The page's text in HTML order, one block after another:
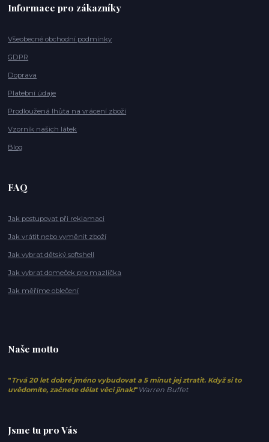
Informace pro zákazníky
Všeobecné obchodní podmínky
GDPR
Doprava
Platební údaje
Prodloužená lhůta na vrácení zboží
Vzorník našich látek
Blog
FAQ
Jak postupovat při reklamaci
Jak vrátit nebo vyměnit zboží
Jak vybrat dětský softshell
Jak vybrat domeček pro mazlíčka
Jak měříme oblečení
Naše motto
" Trvá 20 let dobré jméno vybudovat a 5 minut jej ztratit. Když si to
uvědomíte, začnete dělat věci jinak!" Warren Buffet
Jsme tu pro Vás